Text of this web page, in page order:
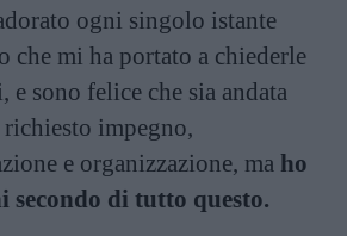
ogni singolo istante
che mi ha portato a chiederle
e sono felice che sia andata
impegno,
e organizzazione, ma ho
secondo di tutto questo.